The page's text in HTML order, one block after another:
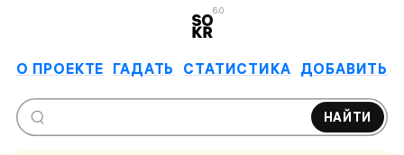
6.0
О ПРОЕКТЕ ГАДАТЬ СТАТИСТИКА ДОБАВИТЬ
НАЙТИ